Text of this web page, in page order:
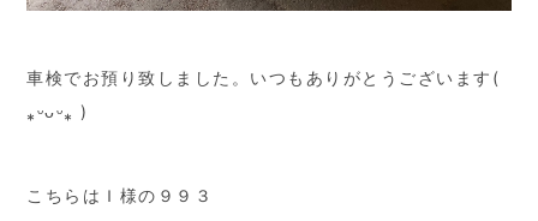
車検でお預り致しました。いつもありがとうございます(
⁎ᵕᴗᵕ⁎ )
こちらはＩ様の９９３